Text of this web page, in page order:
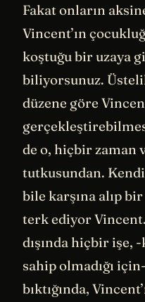
Fakat onların
Vincent’ın
koştuğu bir uzaya
biliyorsunuz.
düzene göre
de o, hiçbir zaman
tutkusundan.
bile karşına alıp
terk ediyor
dışında hiçbir işe,
sahip olmadığı
bıktığında,